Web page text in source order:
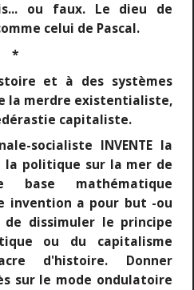
ou faux. Le dieu de
celui de Pascal.
*
et à des systèmes
la merdre existentialiste,
capitaliste.
socialiste INVENTE la
la politique sur la mer de
mathématique
invention a pour but -ou
dissimuler le principe
ou du capitalisme
d'histoire. Donner
sur le mode ondulatoire